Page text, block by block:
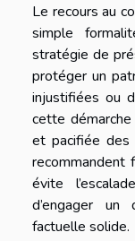
Le recours au
simple
stratégie de
protéger un
injustifiées ou
cette
et pacifiée des
recommandent
évite
d’engager
factuelle solide.